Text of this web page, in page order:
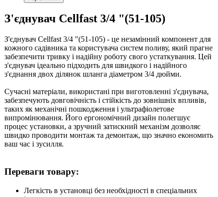
З'єднувач Cellfast 3/4 "(51-105)
З'єднувач Cellfast 3/4 "(51-105) - це незамінний компонент для
кожного садівника та користувача систем поливу, який прагне
забезпечити тривку і надійну роботу свого устаткування. Цей
з'єднувач ідеально підходить для швидкого і надійного
з'єднання двох ділянок шланга діаметром 3/4 дюйми.
Сучасні матеріали, використані при виготовленні з'єднувача,
забезпечують довговічність і стійкість до зовнішніх впливів,
таких як механічні пошкодження і ультрафіолетове
випромінювання. Його ергономічний дизайн полегшує
процес установки, а зручний затискний механізм дозволяє
швидко проводити монтаж та демонтаж, що значно економить
ваш час і зусилля.
Переваги товару:
Легкість в установці без необхідності в спеціальних